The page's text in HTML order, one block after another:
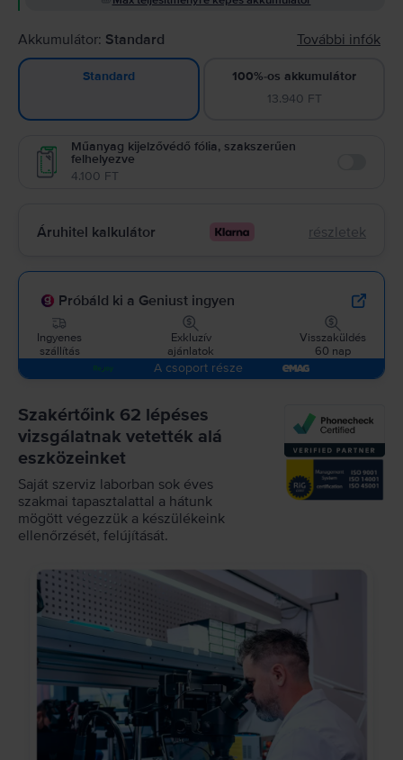
Akkumulátor: Standard További infók
Standard
100%-os akkumulátor
13.940 FT
Műanyag kijelzővédő fólia, szakszerűen
felhelyezve
4.100 FT
Áruhitel kalkulátor részletek
Próbáld ki a Geniust ingyen
Ingyenes
szállítás
Exkluzív
ajánlatok
Visszaküldés
60 nap
A csoport része
Szakértőink 62 lépéses
vizsgálatnak vetették alá
eszközeinket
Saját szerviz laborban sok éves
szakmai tapasztalattal a hátunk
mögött végezzük a készülékeink
ellenőrzését, felújítását.